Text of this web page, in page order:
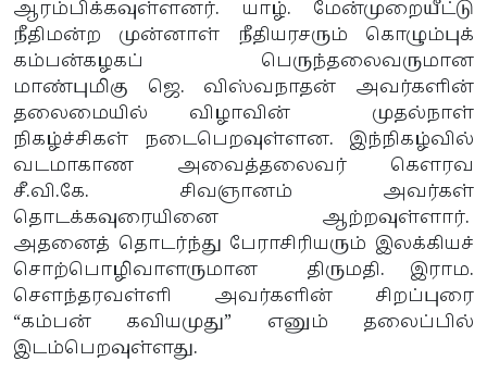
ஆரம்பிக்கவுள்ளனர். யாழ். மேன்முறையீட்டு
நீதிமன்ற முன்னாள் நீதியரசரும் கொழும்புக்
கம்பன்கழகப் பெருந்தலைவருமான
மாண்புமிகு ஜெ. விஸ்வநாதன் அவர்களின்
தலைமையில் விழாவின் முதல்நாள்
நிகழ்ச்சிகள் நடைபெறவுள்ளன. இந்நிகழ்வில்
வடமாகாண அவைத்தலைவர் கௌரவ
சீ.வி.கே. சிவஞானம் அவர்கள்
தொடக்கவுரையினை ஆற்றவுள்ளார்.
அதனைத் தொடர்ந்து பேராசிரியரும் இலக்கியச்
சொற்பொழிவாளருமான திருமதி. இராம.
சௌந்தரவள்ளி அவர்களின் சிறப்புரை
“கம்பன் கவியமுது” எனும் தலைப்பில்
இடம்பெறவுள்ளது.